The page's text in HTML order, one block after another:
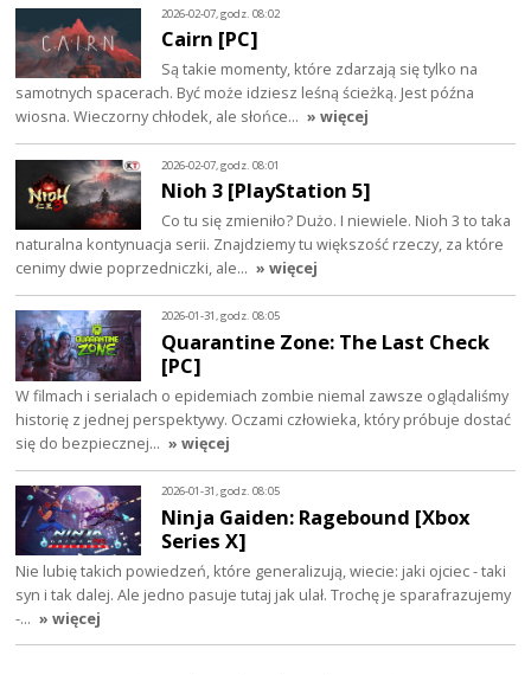
2026-02-07, godz. 08:02
Cairn [PC]
Są takie momenty, które zdarzają się tylko na
samotnych spacerach. Być może idziesz leśną ścieżką. Jest późna
wiosna. Wieczorny chłodek, ale słońce… » więcej
2026-02-07, godz. 08:01
Nioh 3 [PlayStation 5]
Co tu się zmieniło? Dużo. I niewiele. Nioh 3 to taka
naturalna kontynuacja serii. Znajdziemy tu większość rzeczy, za które
cenimy dwie poprzedniczki, ale… » więcej
2026-01-31, godz. 08:05
Quarantine Zone: The Last Check
[PC]
W filmach i serialach o epidemiach zombie niemal zawsze oglądaliśmy
historię z jednej perspektywy. Oczami człowieka, który próbuje dostać
się do bezpiecznej… » więcej
2026-01-31, godz. 08:05
Ninja Gaiden: Ragebound [Xbox
Series X]
Nie lubię takich powiedzeń, które generalizują, wiecie: jaki ojciec - taki
syn i tak dalej. Ale jedno pasuje tutaj jak ulał. Trochę je sparafrazujemy
-… » więcej